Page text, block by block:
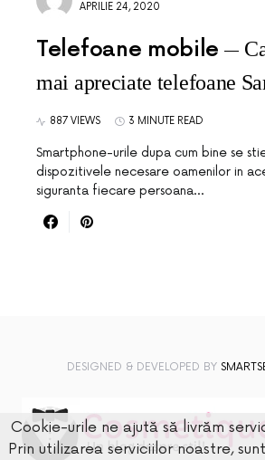
APRILIE 24, 2020
Telefoane mobile
mai apreciate telefoane
887 VIEWS 3 MINUTE READ
Smartphone-urile dupa cum bine se
dispozitivele necesare oamenilor in
siguranta fiecare persoana…
DESIGNED & DEVELOPED BY
Cookie-urile ne ajută să livrăm
Prin utilizarea serviciilor noastre,